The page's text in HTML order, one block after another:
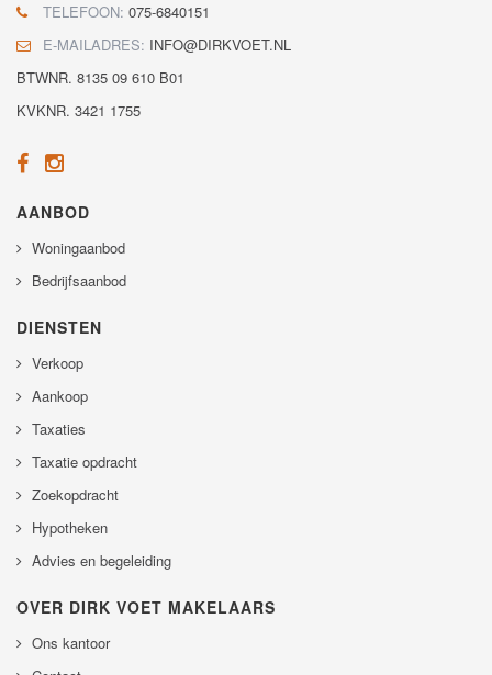
TELEFOON: 075-6840151
E-MAILADRES: INFO@DIRKVOET.NL
BTWNR. 8135 09 610 B01
KVKNR. 3421 1755
AANBOD
Woningaanbod
Bedrijfsaanbod
DIENSTEN
Verkoop
Aankoop
Taxaties
Taxatie opdracht
Zoekopdracht
Hypotheken
Advies en begeleiding
OVER DIRK VOET MAKELAARS
Ons kantoor